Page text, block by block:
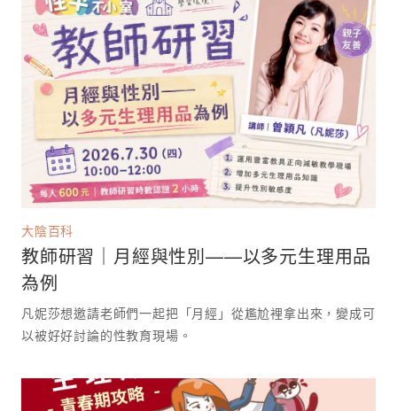
大陰百科
教師研習｜月經與性別——以多元生理用品
為例
凡妮莎想邀請老師們一起把「月經」從尷尬裡拿出來，變成可